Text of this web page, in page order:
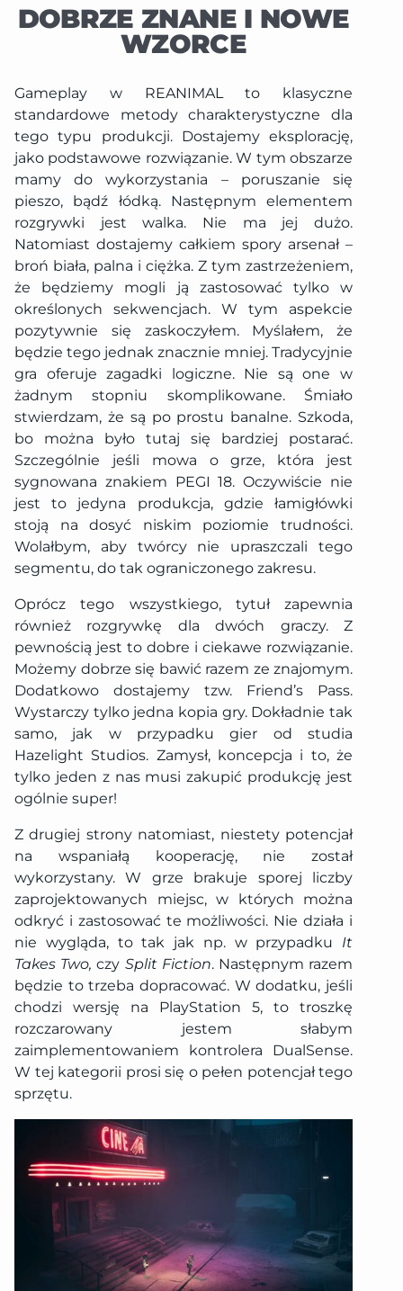
DOBRZE ZNANE I NOWE
WZORCE
Gameplay w REANIMAL to klasyczne
standardowe metody charakterystyczne dla
tego typu produkcji. Dostajemy eksplorację,
jako podstawowe rozwiązanie. W tym obszarze
mamy do wykorzystania – poruszanie się
pieszo, bądź łódką. Następnym elementem
rozgrywki jest walka. Nie ma jej dużo.
Natomiast dostajemy całkiem spory arsenał –
broń biała, palna i ciężka. Z tym zastrzeżeniem,
że będziemy mogli ją zastosować tylko w
określonych sekwencjach. W tym aspekcie
pozytywnie się zaskoczyłem. Myślałem, że
będzie tego jednak znacznie mniej. Tradycyjnie
gra oferuje zagadki logiczne. Nie są one w
żadnym stopniu skomplikowane. Śmiało
stwierdzam, że są po prostu banalne. Szkoda,
bo można było tutaj się bardziej postarać.
Szczególnie jeśli mowa o grze, która jest
sygnowana znakiem PEGI 18. Oczywiście nie
jest to jedyna produkcja, gdzie łamigłówki
stoją na dosyć niskim poziomie trudności.
Wolałbym, aby twórcy nie upraszczali tego
segmentu, do tak ograniczonego zakresu.
Oprócz tego wszystkiego, tytuł zapewnia
również rozgrywkę dla dwóch graczy. Z
pewnością jest to dobre i ciekawe rozwiązanie.
Możemy dobrze się bawić razem ze znajomym.
Dodatkowo dostajemy tzw. Friend’s Pass.
Wystarczy tylko jedna kopia gry. Dokładnie tak
samo, jak w przypadku gier od studia
Hazelight Studios. Zamysł, koncepcja i to, że
tylko jeden z nas musi zakupić produkcję jest
ogólnie super!
Z drugiej strony natomiast, niestety potencjał
na wspaniałą kooperację, nie został
wykorzystany. W grze brakuje sporej liczby
zaprojektowanych miejsc, w których można
odkryć i zastosować te możliwości. Nie działa i
nie wygląda, to tak jak np. w przypadku It
Takes Two,czy Split Fiction. Następnym razem
będzie to trzeba dopracować. W dodatku, jeśli
chodzi wersję na PlayStation 5, to troszkę
rozczarowany jestem słabym
zaimplementowaniem kontrolera DualSense.
W tej kategorii prosi się o pełen potencjał tego
sprzętu.